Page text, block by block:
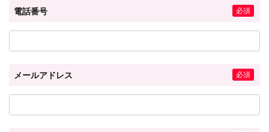
電話番号
メールアドレス